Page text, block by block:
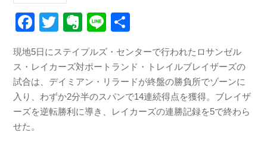
F
c
e
b
o
T
tt
er
E
er
n
ot
e
Li
e
現地5日にステイプルズ・センターで行われたロサンゼル
ス・レイカーズ対ポートランド・トレイルブレイザーズの
試合は、デイミアン・リラードが終盤の勝負所でゾーンに
入り、わずか2分半のスパンで14連続得点を獲得。ブレイザ
ーズを逆転勝利に導き、レイカーズの連勝記録を5で終わら
せた。